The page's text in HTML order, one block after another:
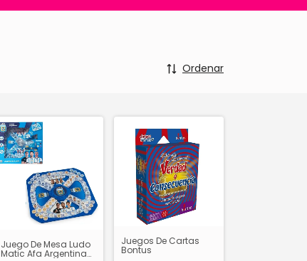
Ordenar
Juego De Mesa Ludo
Matic Afa Argentina
Juegos De Cartas
Bontus